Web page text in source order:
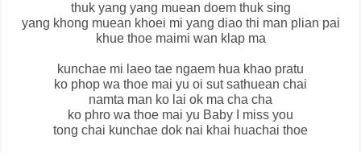
thuk yang yang muean doem thuk sing
yang khong muean khoei mi yang diao thi man plian pai
khue thoe maimi wan klap ma
kunchae mi laeo tae ngaem hua khao pratu
ko phop wa thoe mai yu oi sut sathuean chai
namta man ko lai ok ma cha cha
ko phro wa thoe mai yu Baby I miss you
tong chai kunchae dok nai khai huachai thoe